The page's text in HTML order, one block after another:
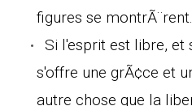
figures se montrÃ¨rent.
Si l'esprit est libre, et
s'offre une grÃ¢ce et
autre chose que la